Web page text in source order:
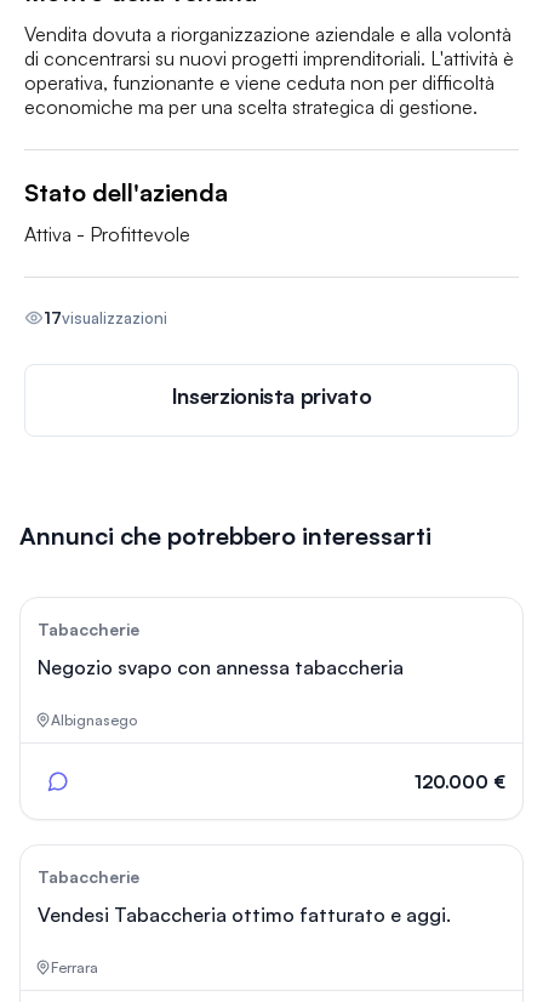
Vendita dovuta a riorganizzazione aziendale e alla volontà
di concentrarsi su nuovi progetti imprenditoriali. L'attività è
operativa, funzionante e viene ceduta non per difficoltà
economiche ma per una scelta strategica di gestione.
Stato dell'azienda
Attiva - Profittevole
17visualizzazioni
Inserzionista privato
Annunci che potrebbero interessarti
Tabaccherie
Negozio svapo con annessa tabaccheria
Albignasego
120.000 €
Tabaccherie
Vendesi Tabaccheria ottimo fatturato e aggi.
Ferrara